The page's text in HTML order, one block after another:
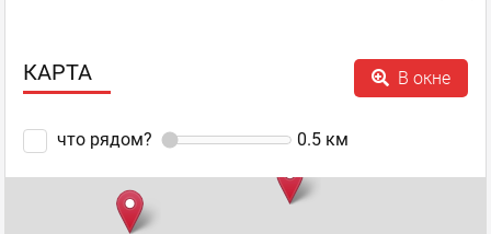
КАРТА В окне
что рядом? 0.5 км